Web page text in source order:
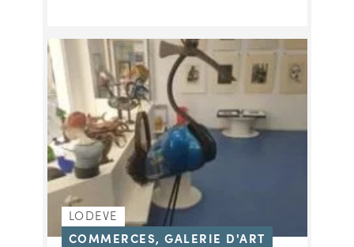
LODEVE
COMMERCES, GALERIE D'ART